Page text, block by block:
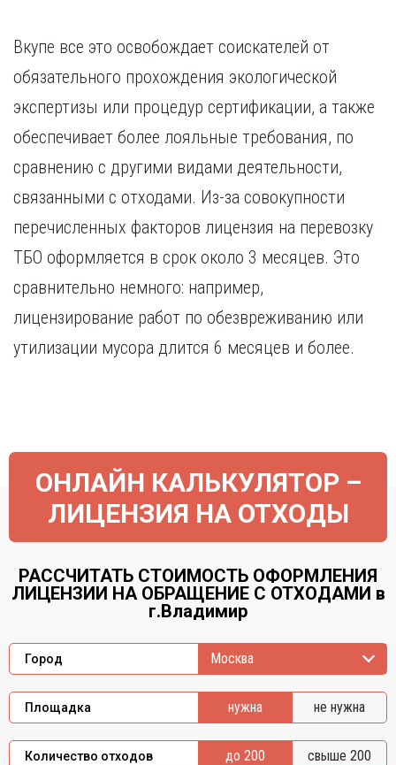
Вкупе все это освобождает соискателей от
обязательного прохождения экологической
экспертизы или процедур сертификации, а также
обеспечивает более лояльные требования, по
сравнению с другими видами деятельности,
связанными с отходами. Из-за совокупности
перечисленных факторов лицензия на перевозку
ТБО оформляется в срок около 3 месяцев. Это
сравнительно немного: например,
лицензирование работ по обезвреживанию или
утилизации мусора длится 6 месяцев и более.
ОНЛАЙН КАЛЬКУЛЯТОР –
ЛИЦЕНЗИЯ НА ОТХОДЫ
РАССЧИТАТЬ СТОИМОСТЬ ОФОРМЛЕНИЯ
ЛИЦЕНЗИИ НА ОБРАЩЕНИЕ С ОТХОДАМИ в
г.Владимир
Город Москва
Площадка нужна не нужна
Количество отходов до 200 свыше 200